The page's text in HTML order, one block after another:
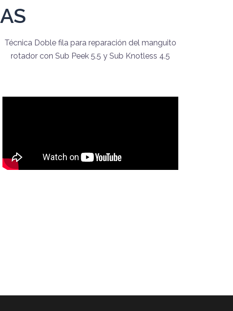
Técnica Doble fila para reparación del manguito
rotador con Sub Peek 5.5 y Sub Knotless 4.5